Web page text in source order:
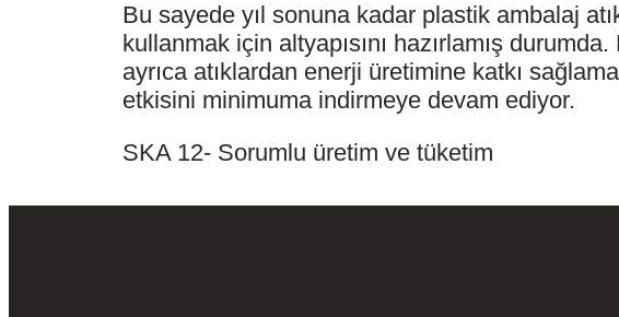
Bu sayede yıl sonuna kadar plastik ambalaj
kullanmak için altyapısını hazırlamış
ayrıca atıklardan enerji üretimine katkı
etkisini minimuma indirmeye devam ediyor.
SKA 12- Sorumlu üretim ve tüketim